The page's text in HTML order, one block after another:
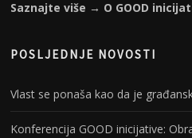
Saznajte više → O GOOD
POSLJEDNJE NOVOSTI
Vlast se ponaša kao da je
Konferencija GOOD inicijative: